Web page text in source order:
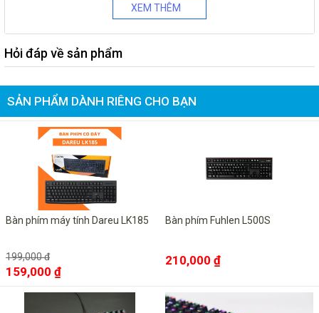
XEM THÊM
Hỏi đáp về sản phẩm
SẢN PHẨM DÀNH RIÊNG CHO BẠN
Bàn phím máy tính Dareu LK185
199,000 đ
159,000 ₫
Bàn phím Fuhlen L500S
210,000 ₫